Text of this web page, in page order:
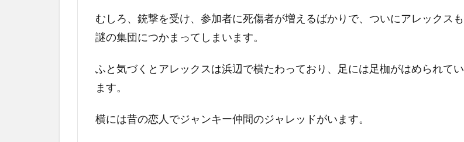
むしろ、銃撃を受け、参加者に死傷者が増えるばかりで、ついにアレックスも
謎の集団につかまってしまいます。
ふと気づくとアレックスは浜辺で横たわっており、足には足枷がはめられてい
ます。
横には昔の恋人でジャンキー仲間のジャレッドがいます。